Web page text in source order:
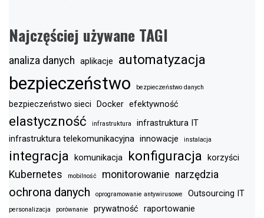
Najczęściej używane TAGI
analiza danych aplikacje automatyzacja
bezpieczeństwo bezpieczeństwo danych
bezpieczeństwo sieci Docker efektywność
elastyczność infrastruktura
infrastruktura IT
infrastruktura telekomunikacyjna innowacje instalacja
integracja komunikacja konfiguracja korzyści
Kubernetes mobilność monitorowanie narzędzia
ochrona danych oprogramowanie antywirusowe Outsourcing IT
personalizacja porównanie prywatność raportowanie